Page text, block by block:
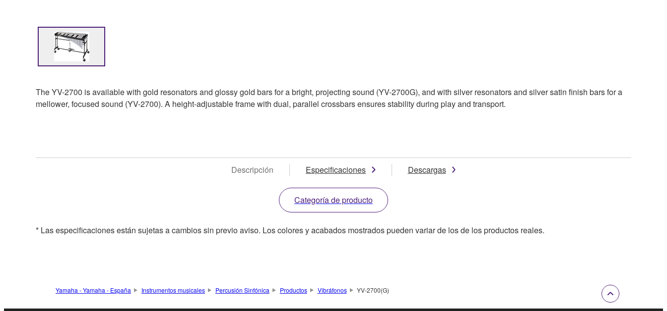
The YV-2700 is available with gold resonators and glossy gold bars for a bright, projecting sound (YV-2700G), and with silver resonators and silver satin finish bars for a
mellower, focused sound (YV-2700). A height-adjustable frame with dual, parallel crossbars ensures stability during play and transport.
Descripción Especificaciones Descargas
Categoría de producto
* Las especificaciones están sujetas a cambios sin previo aviso. Los colores y acabados mostrados pueden variar de los de los productos reales.
Yamaha - Yamaha - España Instrumentos musicales Percusión Sinfónica Productos Vibráfonos YV-2700(G)